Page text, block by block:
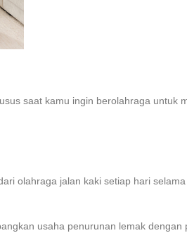
saat kamu ingin berolahraga
olahraga jalan kaki setiap hari
usaha penurunan lemak